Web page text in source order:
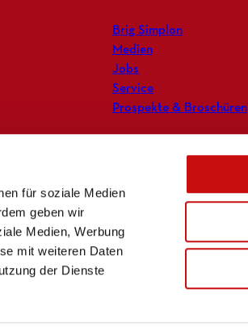
für soziale Medien
geben wir
Medien, Werbung
mit weiteren Daten
der Dienste
Brig Simplon
Medien
Jobs
Service
Prospekte & Broschüren